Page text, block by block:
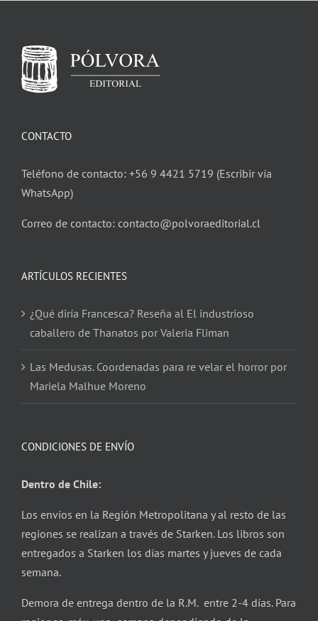
CONTACTO
Teléfono de contacto: +56 9 4421 5719 (Escribir vía
WhatsApp)
Correo de contacto: contacto@polvoraeditorial.cl
ARTÍCULOS RECIENTES
¿Qué diría Francesca? Reseña al El industrioso
caballero de Thanatos por Valeria Fliman
Las Medusas. Coordenadas para re velar el horror por
Mariela Malhue Moreno
CONDICIONES DE ENVÍO
Dentro de Chile:
Los envíos en la Región Metropolitana y al resto de las
regiones se realizan a través de Starken. Los libros son
entregados a Starken los días martes y jueves de cada
semana.
Demora de entrega dentro de la R.M. entre 2-4 días. Para